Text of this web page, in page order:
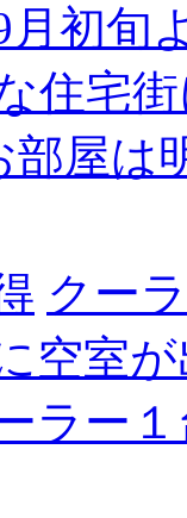
月初
住宅
部屋は
クー
空室
ラー